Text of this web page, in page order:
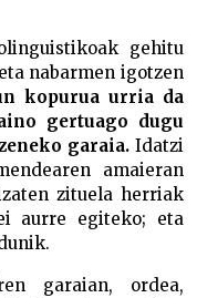
gehitu
nabarmen igotzen
kopurua urria da
gertuago dugu
garaia.Idatzi
amaieran
zituela herriak
aurre egiteko; eta
garaian, ordea,